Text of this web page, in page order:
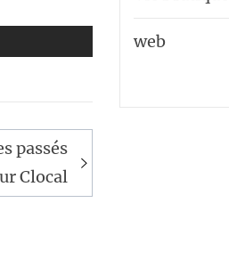
passés
Clocal
web